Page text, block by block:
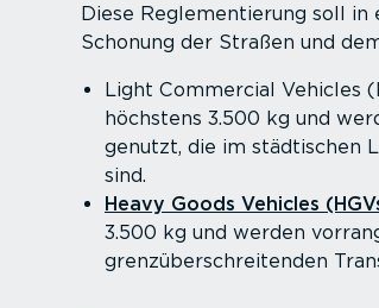
Diese Regle­men­tierung soll
Schonung der Straßen und
Light Commercial Vehicles
höchstens 3.500 kg und
genutzt, die im städtischen
sind.
Heavy Goods Vehicles
3.500 kg und werden
grenz­über­schrei­tenden